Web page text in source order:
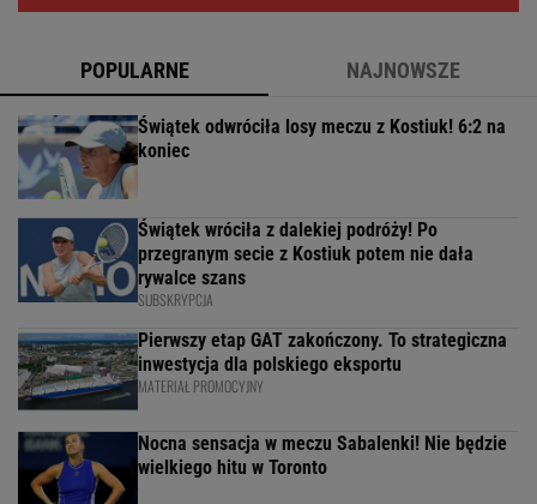
POPULARNE NAJNOWSZE
Świątek odwróciła losy meczu z Kostiuk! 6:2 na
koniec
Świątek wróciła z dalekiej podróży! Po
przegranym secie z Kostiuk potem nie dała
rywalce szans
SUBSKRYPCJA
Pierwszy etap GAT zakończony. To strategiczna
inwestycja dla polskiego eksportu
MATERIAŁ PROMOCYJNY
Nocna sensacja w meczu Sabalenki! Nie będzie
wielkiego hitu w Toronto